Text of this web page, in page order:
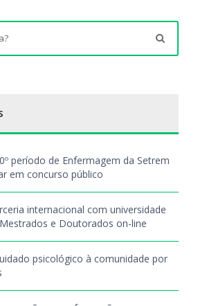
período de Enfermagem da Setrem
em concurso público
internacional com universidade
e Doutorados on-line
psicológico à comunidade por